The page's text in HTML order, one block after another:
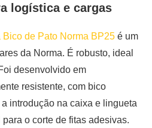
logística e cargas
de Pato Norma BP25 é um
da Norma. É robusto, ideal
desenvolvido em
resistente, com bico
introdução na caixa e lingueta
o corte de fitas adesivas.